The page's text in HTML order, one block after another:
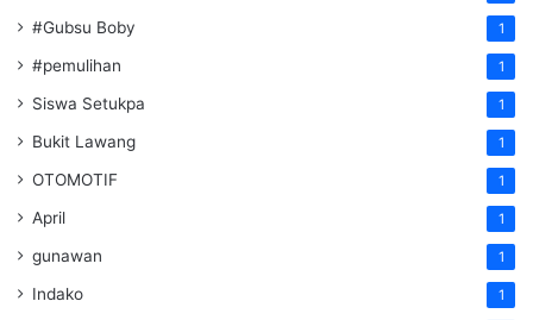
#Gubsu Boby 1
#pemulihan 1
Siswa Setukpa 1
Bukit Lawang 1
OTOMOTIF 1
April 1
gunawan 1
Indako 1